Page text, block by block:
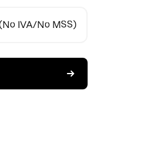
IVA/No MSS)